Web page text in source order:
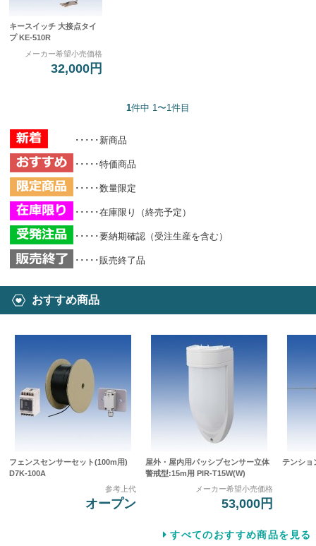
キースイッチ 大接点タイ
プ KE-510R
メーカー希望小売価格
32,000円
1件中 1〜1件目
･････新商品
･････特価商品
･････数量限定
･････在庫限り（終売予定）
･････要納期確認（受注生産を含む）
･････販売終了品
おすすめ商品
フェンスセンサーセット(100m用)
D7K-100A
参考上代
オープン
屋外・屋内用パッシブセンサー立体
警戒型:15m用 PIR-T15W(W)
メーカー希望小売価格
53,000円
テンショ
すべてのおすすめ商品を見る